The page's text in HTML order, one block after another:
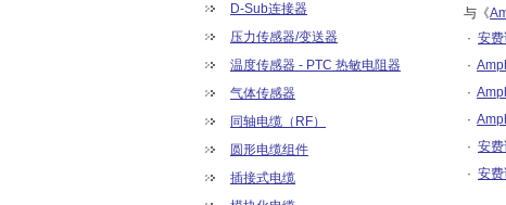
D-Sub连接器
压力传感器/变送器
温度传感器 - PTC 热敏电阻器
气体传感器
同轴电缆（RF）
圆形电缆组件
插接式电缆
与《
· 安
·
·
·
· 安
· 安